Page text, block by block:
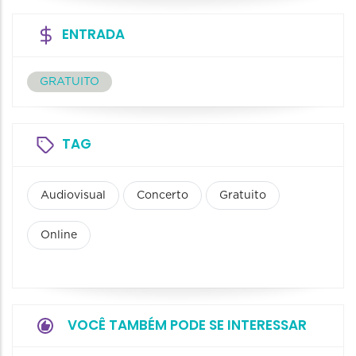
ENTRADA
GRATUITO
TAG
Audiovisual Concerto Gratuito
Online
VOCÊ TAMBÉM PODE SE INTERESSAR